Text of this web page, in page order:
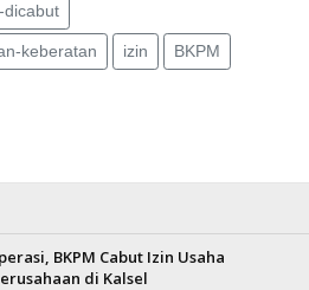
dicabut
keberatan izin BKPM
BKPM Cabut Izin Usaha
di Kalsel